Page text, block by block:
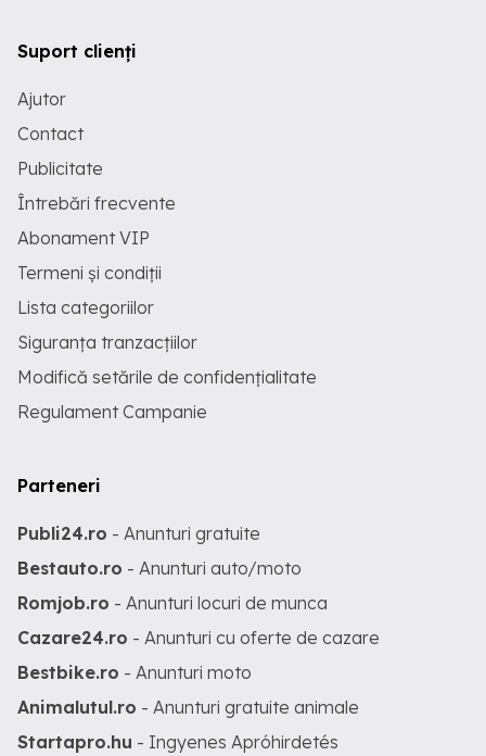
Suport clienți
Ajutor
Contact
Publicitate
Întrebări frecvente
Abonament VIP
Termeni și condiții
Lista categoriilor
Siguranța tranzacțiilor
Modifică setările de confidențialitate
Regulament Campanie
Parteneri
Publi24.ro - Anunturi gratuite
Bestauto.ro - Anunturi auto/moto
Romjob.ro - Anunturi locuri de munca
Cazare24.ro - Anunturi cu oferte de cazare
Bestbike.ro - Anunturi moto
Animalutul.ro - Anunturi gratuite animale
Startapro.hu - Ingyenes Apróhirdetés